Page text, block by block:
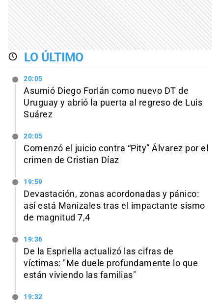
LO ÚLTIMO
20:05
Asumió Diego Forlán como nuevo DT de
Uruguay y abrió la puerta al regreso de Luis
Suárez
20:05
Comenzó el juicio contra “Pity” Álvarez por el
crimen de Cristian Díaz
19:59
Devastación, zonas acordonadas y pánico:
así está Manizales tras el impactante sismo
de magnitud 7,4
19:36
De la Espriella actualizó las cifras de
víctimas: "Me duele profundamente lo que
están viviendo las familias"
19:32